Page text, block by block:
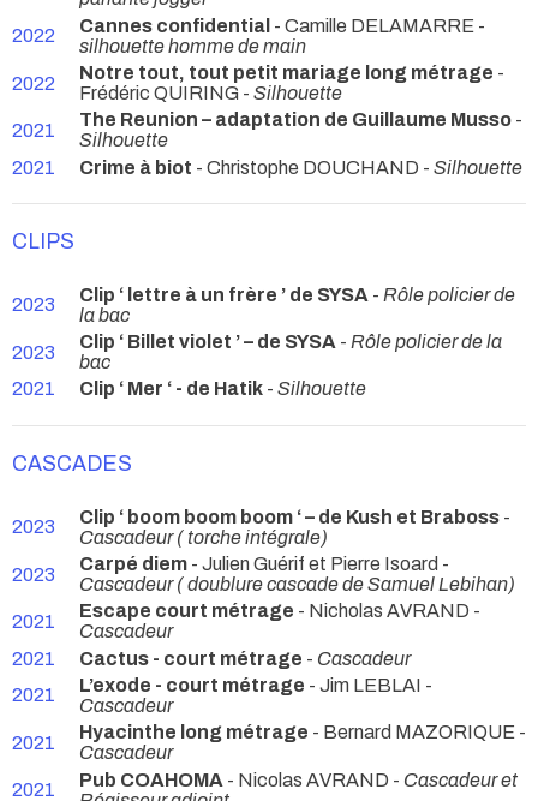
2022
Cannes confidential - Camille DELAMARRE -
silhouette homme de main
2022
Notre tout, tout petit mariage long métrage -
Frédéric QUIRING - Silhouette
2021
The Reunion – adaptation de Guillaume Musso -
Silhouette
2021
Crime à biot - Christophe DOUCHAND - Silhouette
CLIPS
2023 Clip ‘ lettre à un frère ’ de SYSA - Rôle policier de
la bac
2023
Clip ‘ Billet violet ’ – de SYSA - Rôle policier de la
bac
2021
Clip ‘ Mer ‘ - de Hatik - Silhouette
CASCADES
2023 Clip ‘ boom boom boom ‘ – de Kush et Braboss -
Cascadeur ( torche intégrale)
2023
Carpé diem - Julien Guérif et Pierre Isoard -
Cascadeur ( doublure cascade de Samuel Lebihan)
2021
Escape court métrage - Nicholas AVRAND -
Cascadeur
2021
Cactus - court métrage - Cascadeur
2021
L’exode - court métrage - Jim LEBLAI -
Cascadeur
2021
Hyacinthe long métrage - Bernard MAZORIQUE -
Cascadeur
2021
Pub COAHOMA - Nicolas AVRAND - Cascadeur et